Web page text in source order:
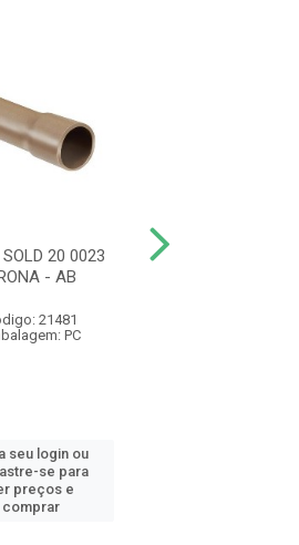
SOLD 20 0023
- AB
21481
PC
seu login ou
se para
preços e
comprar